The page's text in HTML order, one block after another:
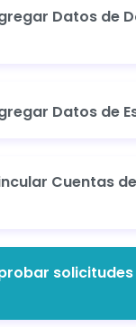
Datos de
Datos de
Cuentas de
solicitudes